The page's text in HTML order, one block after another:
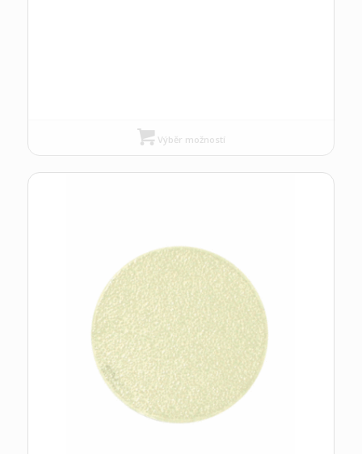
Výběr možností